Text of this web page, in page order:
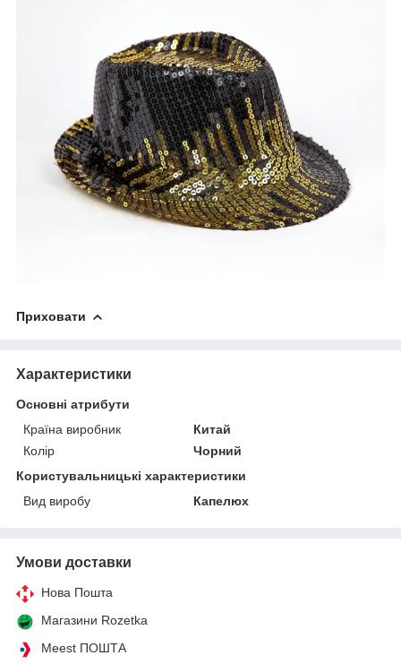
Приховати
Характеристики
Основні атрибути
Країна виробник
Китай
Колір
Чорний
Користувальницькі характеристики
Вид виробу
Капелюх
Умови доставки
Нова Пошта
Магазини Rozetka
Meest ПОШТА